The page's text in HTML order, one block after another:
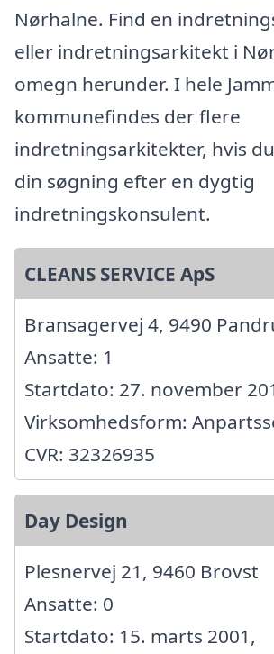
Nørhalne. Find en
eller indretningsarkitekt i
omegn herunder. I hele
kommunefindes der flere
indretningsarkitekter, hvis
din søgning efter en dygtig
indretningskonsulent.
CLEANS SERVICE ApS
Bransagervej 4, 9490
Ansatte: 1
Startdato: 27. november
Virksomhedsform:
CVR: 32326935
Day Design
Plesnervej 21, 9460 Brovst
Ansatte: 0
Startdato: 15. marts 2001,